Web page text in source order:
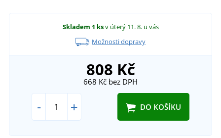
Skladem 1 ksv úterý 11. 8. u vás
Možnosti dopravy
808 Kč
668 Kč bez DPH
- + DO KOŠÍKU